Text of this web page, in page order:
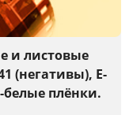
и листовые
(негативы), E-
плёнки.